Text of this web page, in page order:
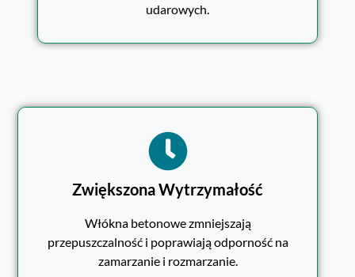
udarowych.
Zwiększona Wytrzymałość
Włókna betonowe zmniejszają
przepuszczalność i poprawiają odporność na
zamarzanie i rozmarzanie.